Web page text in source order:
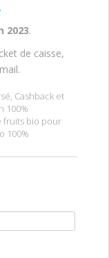
2023.
de caisse,
, Cashback et
100%
fruits bio pour
100%